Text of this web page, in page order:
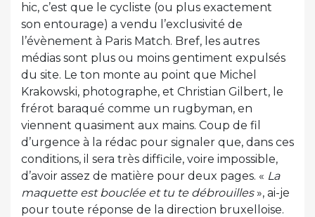
hic, c’est que le cycliste (ou plus exactement
son entourage) a vendu l’exclusivité de
l’évènement à Paris Match. Bref, les autres
médias sont plus ou moins gentiment expulsés
du site. Le ton monte au point que Michel
Krakowski, photographe, et Christian Gilbert, le
frérot baraqué comme un rugbyman, en
viennent quasiment aux mains. Coup de fil
d’urgence à la rédac pour signaler que, dans ces
conditions, il sera très difficile, voire impossible,
d’avoir assez de matière pour deux pages. « La
maquette est bouclée et tu te débrouilles», ai-je
pour toute réponse de la direction bruxelloise.